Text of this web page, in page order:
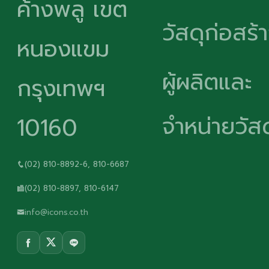
ค้างพลู เขต
หนองแขม
กรุงเทพฯ
10160
(02) 810-8892-6, 810-6687
(02) 810-8897, 810-6147
info@icons.co.th
วัสดุก่อสร้
ผู้ผลิตและ
จำหน่ายวั